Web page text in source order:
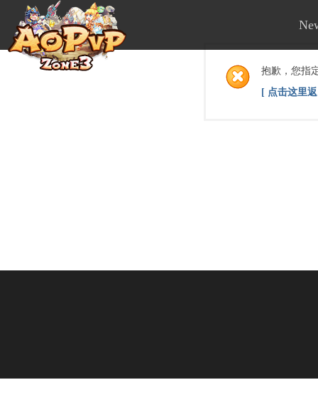
抱歉，您指
[ 点击这里